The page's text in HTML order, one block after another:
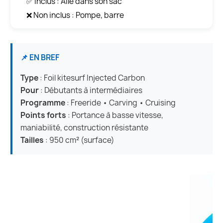
❌ Non inclus : Pompe, barre
📌 EN BREF
Type: Foil kitesurf Injected Carbon
Pour: Débutants à intermédiaires
Programme: Freeride • Carving • Cruising
Points forts : Portance à basse vitesse,
maniabilité, construction résistante
Tailles : 950 cm² (surface)